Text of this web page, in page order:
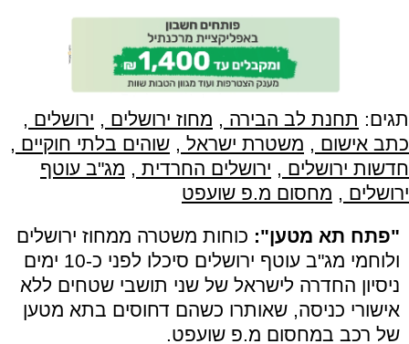
תגים: תחנת לב הבירה , מחוז ירושלים , ירושלים ,
כתב אישום , משטרת ישראל , שוהים בלתי חוקיים ,
חדשות ירושלים , ירושלים החרדית , מג"ב עוטף
ירושלים , מחסום מ.פ שועפט
"פתח תא מטען": כוחות משטרה ממחוז ירושלים
ולוחמי מג"ב עוטף ירושלים סיכלו לפני כ-10 ימים
ניסיון החדרה לישראל של שני תושבי שטחים ללא
אישורי כניסה, שאותרו כשהם דחוסים בתא מטען
של רכב במחסום מ.פ שועפט.